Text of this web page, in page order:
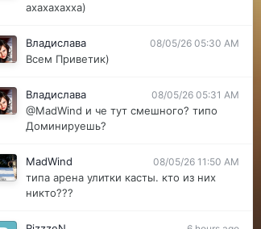
ахахахахха)
Владислава 08/05/26 05:30 AM
Всем Приветик)
Владислава 08/05/26 05:31 AM
@MadWind и че тут смешного? типо
Доминируешь?
MadWind 08/05/26 11:50 AM
типа арена улитки касты. кто из них
никто???
Powered by Invision Community